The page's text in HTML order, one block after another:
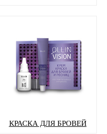
КРАСКА ДЛЯ БРОВЕЙ